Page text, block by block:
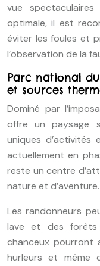
vue spectaculaires
optimale, il est
éviter les foules et
l’observation de la
Parc national
et sources
Dominé par
offre un paysage
uniques d’activités
actuellement en
reste un centre
nature et d’aventure.
Les randonneurs
lave et des forêts
chanceux pourront
hurleurs et même